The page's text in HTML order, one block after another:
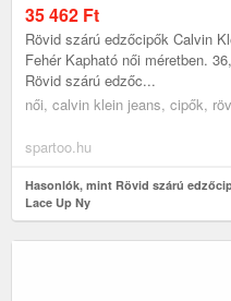
35 462 Ft
Rövid szárú edzőcipők Calvin
Fehér Kapható női méretben.
Rövid szárú edzőc...
női, calvin klein jeans, cipők,
spartoo.hu
Hasonlók, mint Rövid szárú
Lace Up Ny